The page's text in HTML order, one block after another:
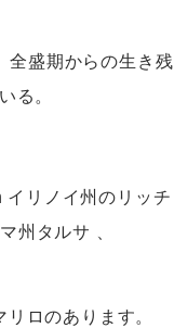
全盛期からの生き残
る。
リノイ州のリッチ
州タルサ 、
ロのあります。